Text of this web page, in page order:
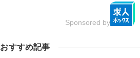
Sponsored by
おすすめ記事